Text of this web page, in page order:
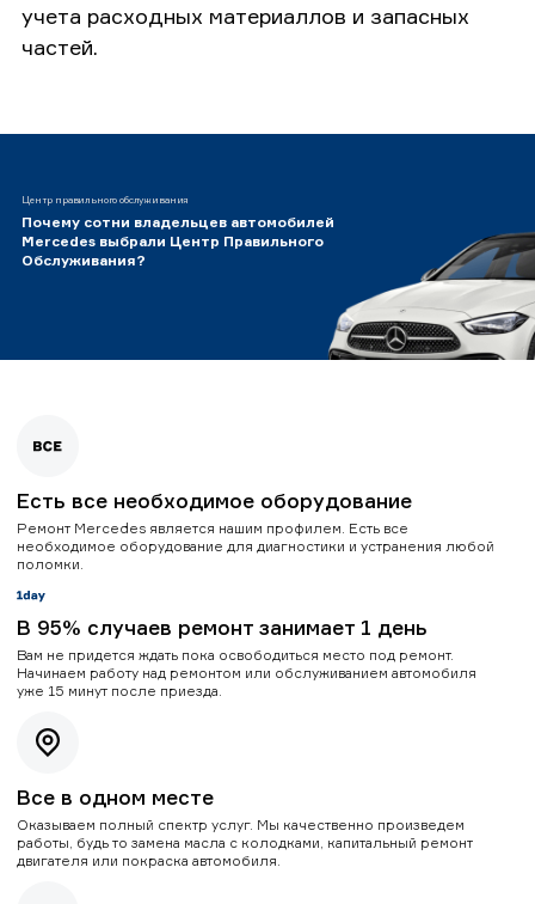
учета расходных материаллов и запасных
частей.
Центр правильного обслуживания
Почему сотни владельцев автомобилей
Mercedes выбрали Центр Правильного
Обслуживания?
Есть все необходимое оборудование
Ремонт Mercedes является нашим профилем. Есть все
необходимое оборудование для диагностики и устранения любой
поломки.
В 95% случаев ремонт занимает 1 день
Вам не придется ждать пока освободиться место под ремонт.
Начинаем работу над ремонтом или обслуживанием автомобиля
уже 15 минут после приезда.
Все в одном месте
Оказываем полный спектр услуг. Мы качественно произведем
работы, будь то замена масла с колодками, капитальный ремонт
двигателя или покраска автомобиля.